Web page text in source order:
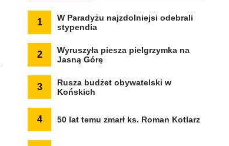
1
W Paradyżu najzdolniejsi odebrali
stypendia
2
Wyruszyła piesza pielgrzymka na
Jasną Górę
3
Rusza budżet obywatelski w
Końskich
4 50 lat temu zmarł ks. Roman Kotlarz